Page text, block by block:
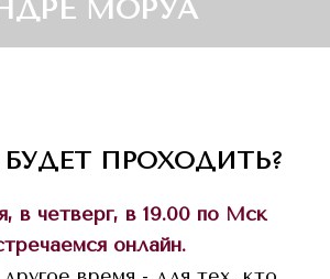
МОРУА
БУДЕТ ПРОХОДИТЬ?
в четверг, в 19.00 по Мск
онлайн.